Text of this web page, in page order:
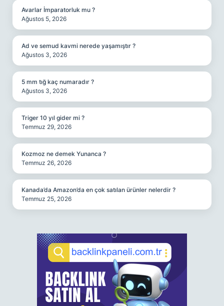
Avarlar İmparatorluk mu ?
Ağustos 5, 2026
Ad ve semud kavmi nerede yaşamıştır ?
Ağustos 3, 2026
5 mm tığ kaç numaradır ?
Ağustos 3, 2026
Triger 10 yıl gider mi ?
Temmuz 29, 2026
Kozmoz ne demek Yunanca ?
Temmuz 26, 2026
Kanada’da Amazon’da en çok satılan ürünler nelerdir ?
Temmuz 25, 2026